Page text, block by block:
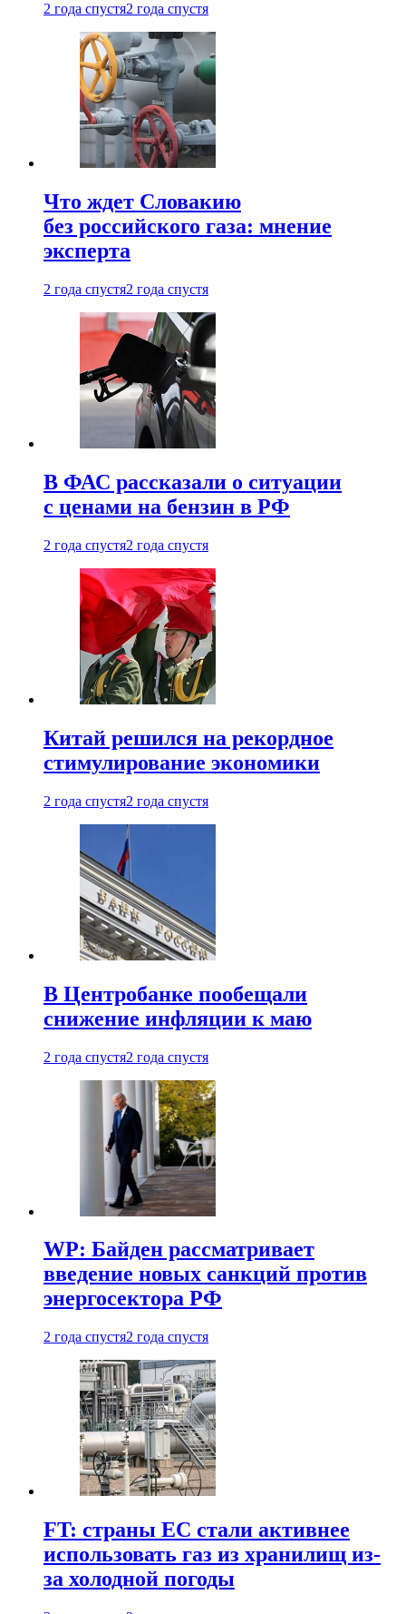
2 года спустя2 года спустя
Что ждет Словакию
без российского газа: мнение
эксперта
2 года спустя2 года спустя
В ФАС рассказали о ситуации
с ценами на бензин в РФ
2 года спустя2 года спустя
Китай решился на рекордное
стимулирование экономики
2 года спустя2 года спустя
В Центробанке пообещали
снижение инфляции к маю
2 года спустя2 года спустя
WP: Байден рассматривает
введение новых санкций против
энергосектора РФ
2 года спустя2 года спустя
FT: страны ЕС стали активнее
использовать газ из хранилищ из-
за холодной погоды